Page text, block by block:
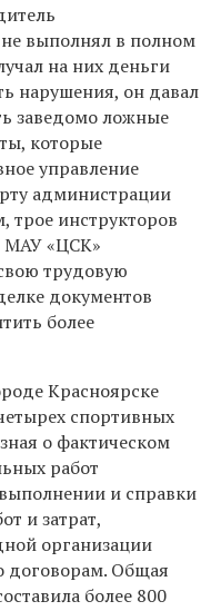
выполнял в полном
на них деньги
нарушения, он давал
заведомо ложные
которые
управление
администрации
трое инструкторов
МАУ «ЦСК»
трудовую
документов
более
Красноярске
спортивных
о фактическом
работ
и справки
и затрат,
организации
договорам. Общая
более 800